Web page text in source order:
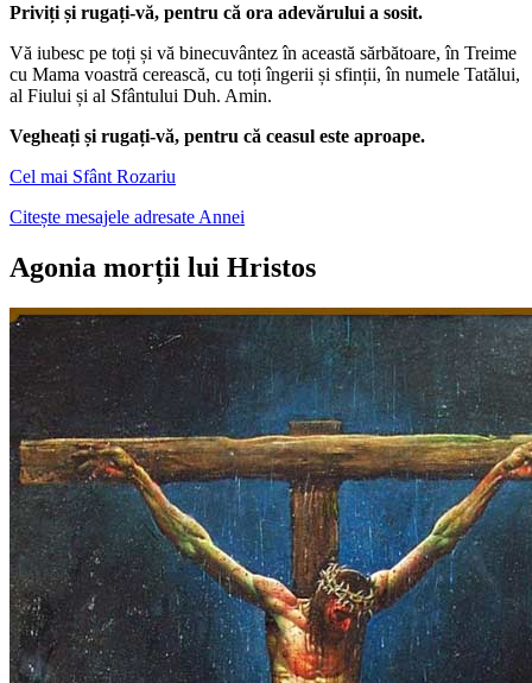
Priviți și rugați-vă, pentru că ora adevărului a sosit.
Vă iubesc pe toți și vă binecuvântez în această sărbătoare, în Treime
cu Mama voastră cerească, cu toți îngerii și sfinții, în numele Tatălui,
al Fiului și al Sfântului Duh. Amin.
Vegheați și rugați-vă, pentru că ceasul este aproape.
Cel mai Sfânt Rozariu
Citește mesajele adresate Annei
Agonia morții lui Hristos